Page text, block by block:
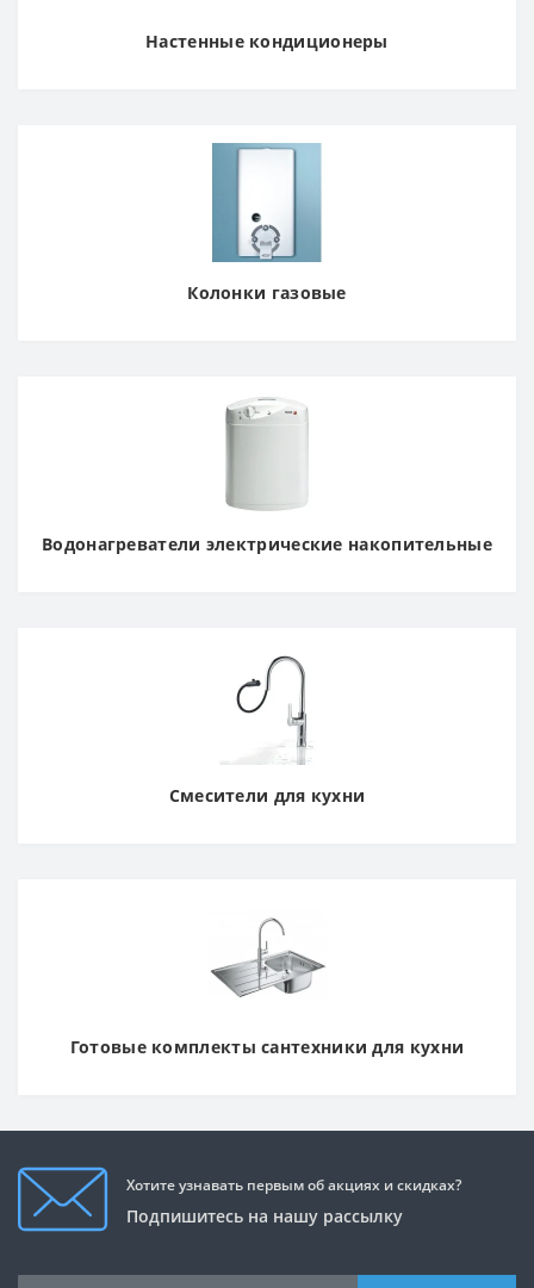
Настенные кондиционеры
Колонки газовые
Водонагреватели электрические накопительные
Смесители для кухни
Готовые комплекты сантехники для кухни
Хотите узнавать первым об акциях и скидках?
Подпишитесь на нашу рассылку